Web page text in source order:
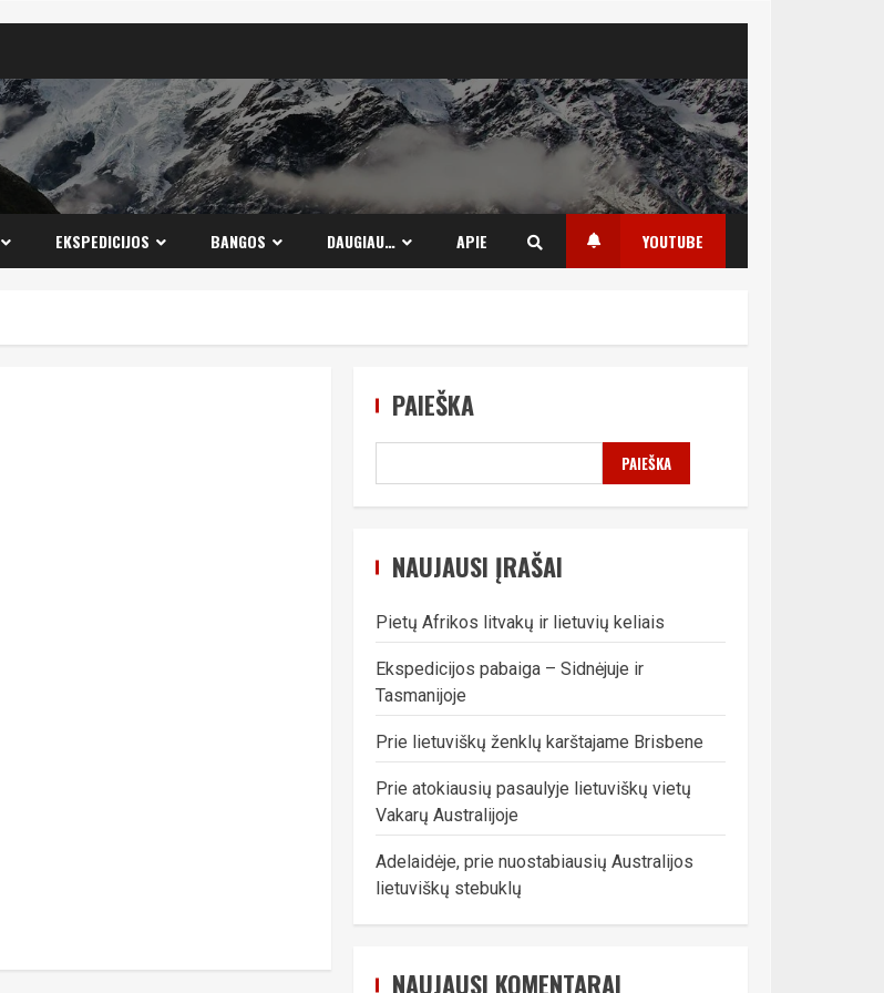
EKSPEDICIJOS BANGOS DAUGIAU… APIE YOUTUBE
PAIEŠKA
PAIEŠKA
NAUJAUSI ĮRAŠAI
Pietų Afrikos litvakų ir lietuvių keliais
Ekspedicijos pabaiga – Sidnėjuje ir
Tasmanijoje
Prie lietuviškų ženklų karštajame Brisbene
Prie atokiausių pasaulyje lietuviškų vietų
Vakarų Australijoje
Adelaidėje, prie nuostabiausių Australijos
lietuviškų stebuklų
NAUJAUSI KOMENTARAI